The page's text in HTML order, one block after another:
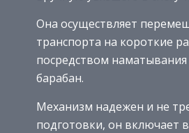
Она осуществляет
транспорта на короткие
посредством наматывания
барабан.
Механизм надежен и не
подготовки, он включает в